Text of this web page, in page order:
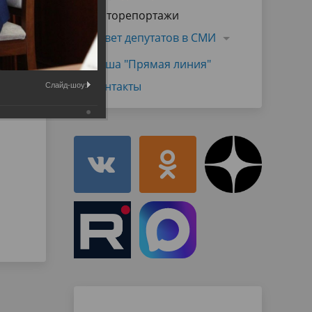
Муниципальная служба
Объявления
имущественного характера
Информационные материалы
Фоторепортажи
Совет депутатов в СМИ
Наша "Прямая линия"
Контакты
Слайд-шоу: